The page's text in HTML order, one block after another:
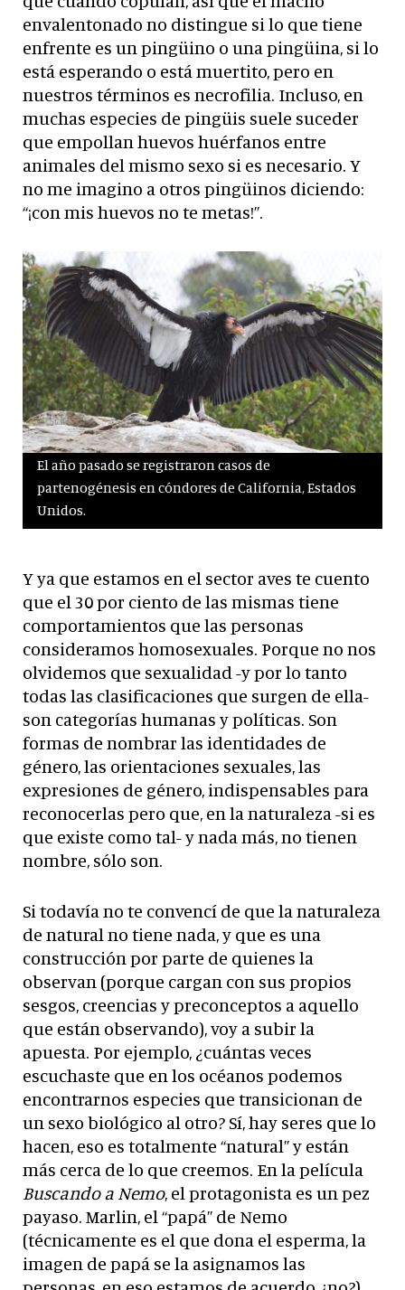
envalentonado no distingue si lo que tiene
enfrente es un pingüino o una pingüina, si lo
está esperando o está muertito, pero en
nuestros términos es necrofilia. Incluso, en
muchas especies de pingüis suele suceder
que empollan huevos huérfanos entre
animales del mismo sexo si es necesario. Y
no me imagino a otros pingüinos diciendo:
“¡con mis huevos no te metas!”.
El año pasado se registraron casos de
partenogénesis en cóndores de California, Estados
Unidos.
Y ya que estamos en el sector aves te cuento
que el 30 por ciento de las mismas tiene
comportamientos que las personas
consideramos homosexuales. Porque no nos
olvidemos que sexualidad -y por lo tanto
todas las clasificaciones que surgen de ella-
son categorías humanas y políticas. Son
formas de nombrar las identidades de
género, las orientaciones sexuales, las
expresiones de género, indispensables para
reconocerlas pero que, en la naturaleza -si es
que existe como tal- y nada más, no tienen
nombre, sólo son.
Si todavía no te convencí de que la naturaleza
de natural no tiene nada, y que es una
construcción por parte de quienes la
observan (porque cargan con sus propios
sesgos, creencias y preconceptos a aquello
que están observando), voy a subir la
apuesta. Por ejemplo, ¿cuántas veces
escuchaste que en los océanos podemos
encontrarnos especies que transicionan de
un sexo biológico al otro? Sí, hay seres que lo
hacen, eso es totalmente “natural” y están
más cerca de lo que creemos. En la película
Buscando a Nemo, el protagonista es un pez
payaso. Marlin, el “papá” de Nemo
(técnicamente es el que dona el esperma, la
imagen de papá se la asignamos las